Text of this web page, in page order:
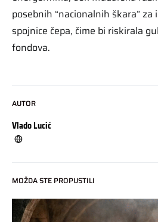
AUTOR
Vlado Lucić
posebnih “nacionalnih škara” za
spojnice čepa, čime bi riskirala
fondova.
MOŽDA STE PROPUSTILI